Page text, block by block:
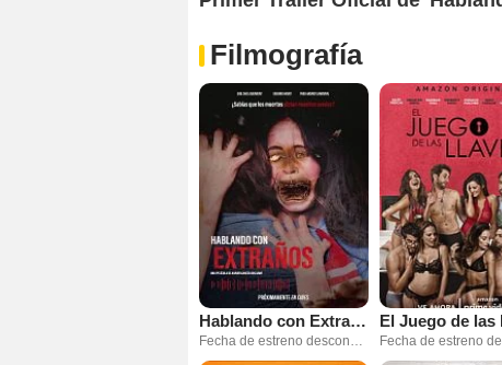
Filmografía
Hablando con Extraños
Fecha de estreno desconocida
El Juego de las